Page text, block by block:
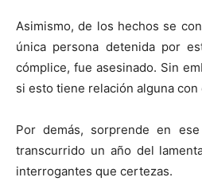
Asimismo, de los hechos se
única persona detenida por
cómplice, fue asesinado. Sin
si esto tiene relación alguna
Por demás, sorprende en
transcurrido un año del
interrogantes que certezas.